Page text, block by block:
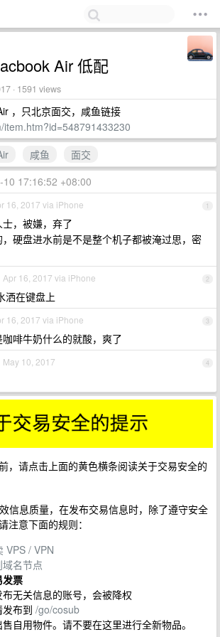
Air 低配
· 1591 views
，只北京面交，咸鱼链接
咸鱼
面交
17:16:52 +08:00
1
16, 2017 via iPhone
，被嫌，弃了
硬盘进水前是不是整个机子都被淹过思，密
2
Apr 16, 2017 via iPhone
洒在键盘上
3
16, 2017 via iPhone
啡牛奶什么的就酸，爽了
4
May 10, 2017
，请点击上面的黄色横条阅读关于交易安全的
信息质量，在发布交易信息时，除了遵守安全
注意下面的规则：
VPS / VPN
名节点
发票
无关信息的账号，会被降权
布到 /go/cosub
自用物件。请不要在这里进行全新物品。